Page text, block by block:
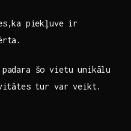
⁢piekļuve ir
šo vietu unikālu
tur var veikt.